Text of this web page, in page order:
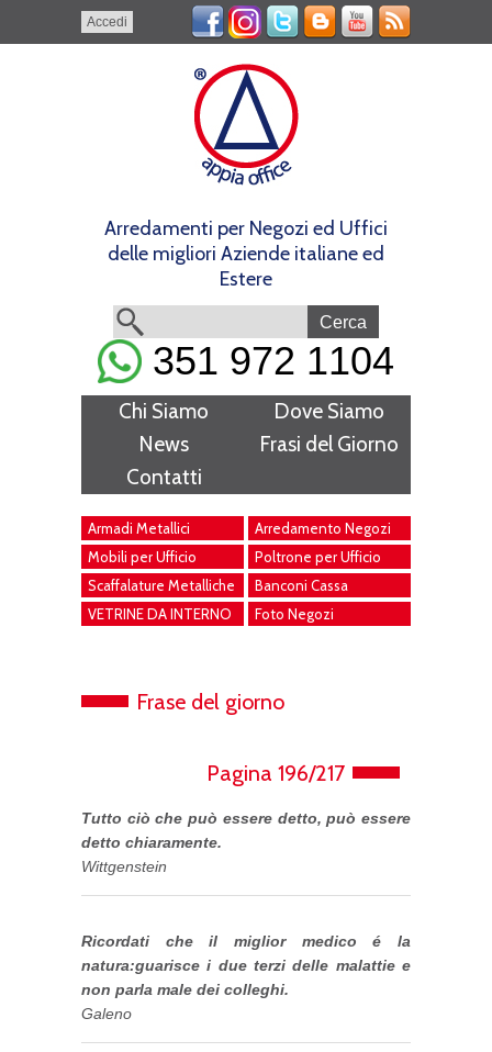
Accedi
Arredamenti per Negozi ed Uffici
delle migliori Aziende italiane ed
Estere
351 972 1104
Chi Siamo
Dove Siamo
News
Frasi del Giorno
Contatti
Armadi Metallici
Arredamento Negozi
Mobili per Ufficio
Poltrone per Ufficio
Scaffalature Metalliche
Banconi Cassa
VETRINE DA INTERNO
Foto Negozi
Frase del giorno
Pagina 196/217
Tutto ciò che può essere detto, può essere
detto chiaramente.
Wittgenstein
Ricordati che il miglior medico é la
natura:guarisce i due terzi delle malattie e
non parla male dei colleghi.
Galeno